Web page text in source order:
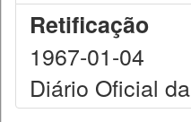
Retificação
1967-01-04
Diário Oficial